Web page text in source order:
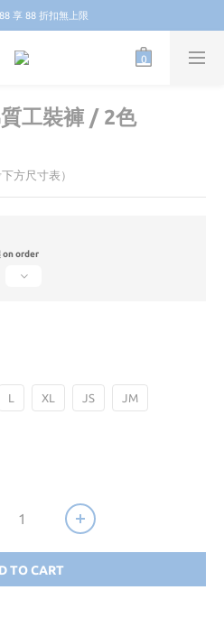
享 88 折扣無上限
享 88 折扣無上限
工裝褲 / 2色
方尺寸表）
on order
L XL JS JM
TO CART